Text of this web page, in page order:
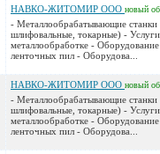
НАВКО-ЖИТОМИР ООО новый
- Металлообрабатывающие станки
шлифовальные, токарные) -
металлообработке - Оборудование
ленточных пил - Оборудова...
НАВКО-ЖИТОМИР ООО новый
- Металлообрабатывающие станки
шлифовальные, токарные) -
металлообработке - Оборудование
ленточных пил - Оборудова...